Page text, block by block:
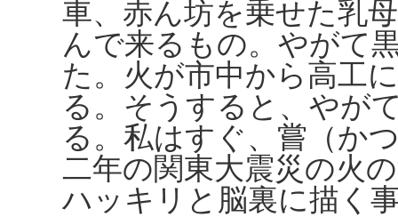
車、赤ん坊を乗せた乳
んで来るもの。やがて
た。火が市中から高工
る。そうすると、やが
る。私はすぐ、嘗（か
二年の関東大震災の火
ハッキリと脳裏に描く